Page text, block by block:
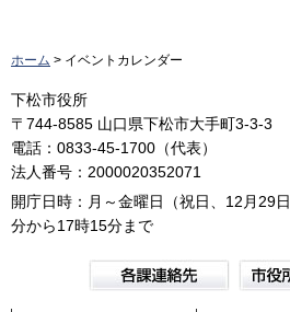
ホーム > イベントカレンダー
下松市役所
〒744-8585 山口県下松市大手町3-3-3
電話：0833-45-1700（代表）
法人番号：2000020352071
開庁日時：月～金曜日（祝日、12月
分から17時15分まで